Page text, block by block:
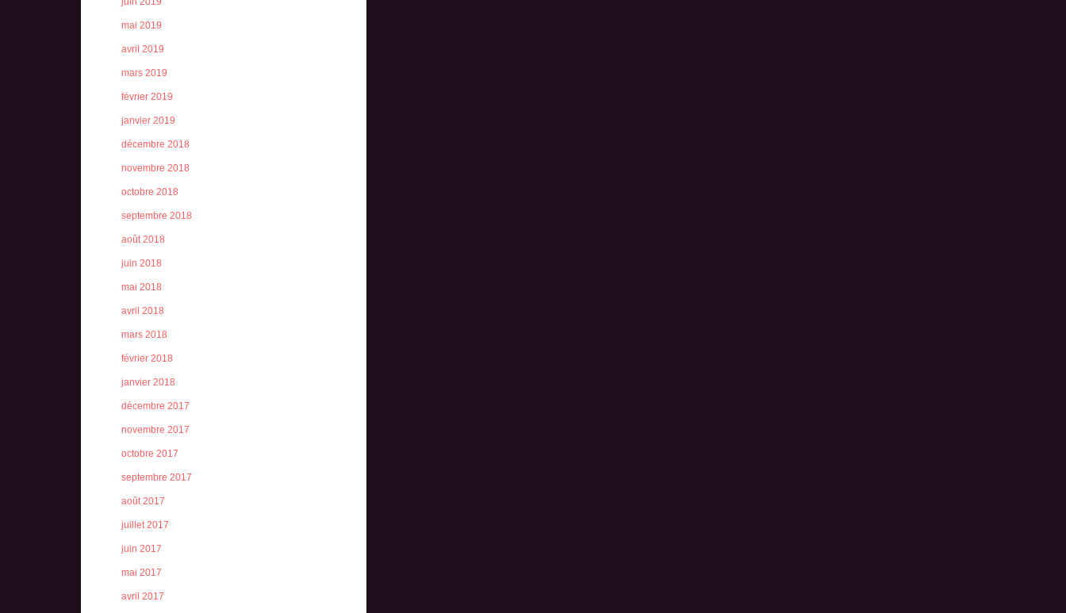
mai 2019
avril 2019
mars 2019
février 2019
janvier 2019
décembre 2018
novembre 2018
octobre 2018
septembre 2018
août 2018
juin 2018
mai 2018
avril 2018
mars 2018
février 2018
janvier 2018
décembre 2017
novembre 2017
octobre 2017
septembre 2017
août 2017
juillet 2017
juin 2017
mai 2017
avril 2017